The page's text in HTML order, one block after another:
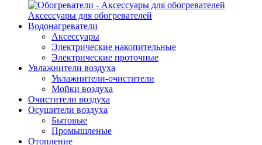
Аксессуары для обогревателей
Водонагреватели
Аксессуары
Электрические накопительные
Электрические проточные
Увлажнители воздуха
Увлажнители-очистители
Мойки воздуха
Очистители воздуха
Осушители воздуха
Бытовые
Промышленые
Отопление